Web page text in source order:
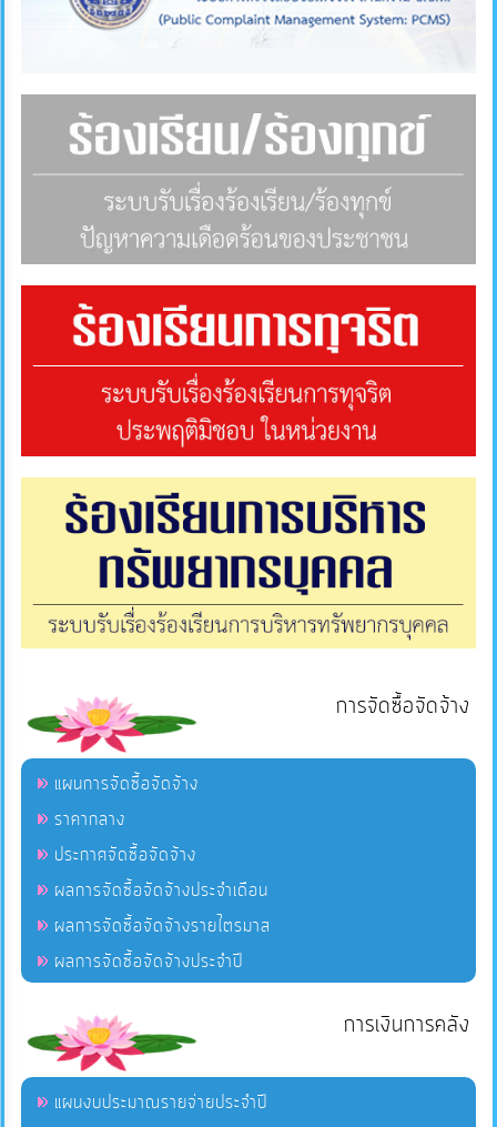
ติดต่อ
การจัดซื้อจัดจ้าง
แผนการจัดซื้อจัดจ้าง
ราคากลาง
ประกาศจัดซื้อจัดจ้าง
ผลการจัดซื้อจัดจ้างประจำเดือน
ผลการจัดซื้อจัดจ้างรายไตรมาส
ผลการจัดซื้อจัดจ้างประจำปี
การเงินการคลัง
แผนงบประมาณรายจ่ายประจำปี